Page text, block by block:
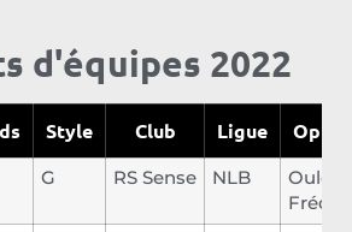
d'équipes 2022
Style Club Ligue
G RS Sense NLB